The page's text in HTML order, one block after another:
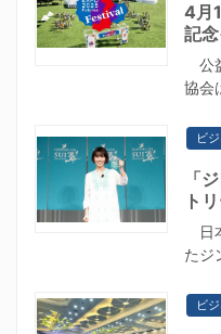
4月
記
公
協会
ビ
「
ト
日
たジ
ビ